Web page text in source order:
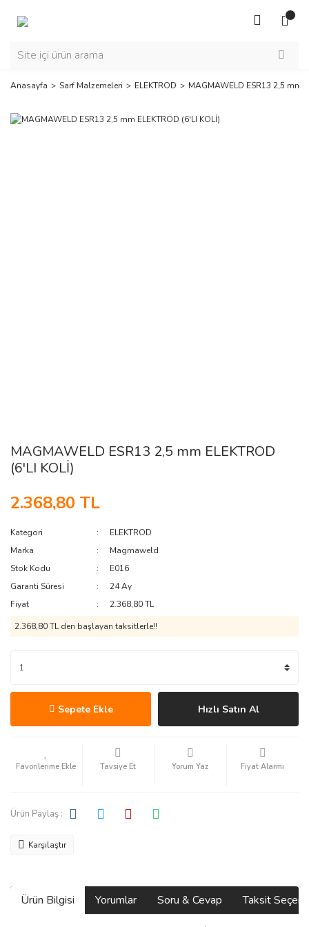
Anasayfa Sarf Malzemeleri ELEKTROD MAGMAWELD ESR13 2,5 mm
MAGMAWELD ESR13 2,5 mm ELEKTROD
(6'LI KOLİ)
2.368,80 TL
Kategori
ELEKTROD
Marka
Magmaweld
Stok Kodu
E016
Garanti Süresi
24 Ay
Fiyat
2.368,80 TL
2.368,80 TL den başlayan taksitlerle!!
Sepete Ekle Hızlı Satın Al
Tavsiye Et Yorum Yaz Fiyat Alarmı
Ürün Paylaş :
Karşılaştır
Ürün Bilgisi Yorumlar Soru & Cevap Taksit